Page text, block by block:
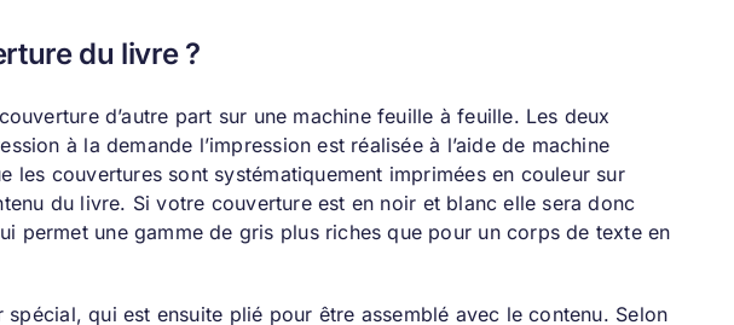
du livre ?
d’autre part sur une machine feuille à feuille. Les deux
à la demande l’impression est réalisée à l’aide de machine
les couvertures sont systématiquement imprimées en couleur sur
du livre. Si votre couverture est en noir et blanc elle sera donc
permet une gamme de gris plus riches que pour un corps de texte en
spécial, qui est ensuite plié pour être assemblé avec le contenu. Selon